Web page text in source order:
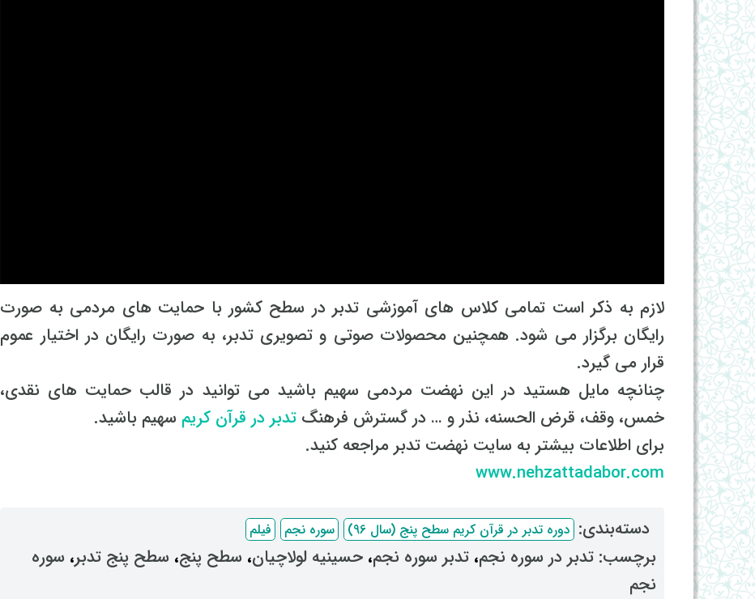
لازم به ذکر است تمامی کلاس های آموزشی تدبر در سطح کشور با حمایت های مردمی به صورت
رایگان برگزار می شود. همچنین محصولات صوتی و تصویری تدبر، به صورت رایگان در اختیار عموم
قرار می گیرد.
چنانچه مایل هستید در این نهضت مردمی سهیم باشید می توانید در قالب حمایت های نقدی،
خمس، وقف، قرض الحسنه، نذر و … در گسترش فرهنگ تدبر در قرآن کریم سهیم باشید.
برای اطلاعات بیشتر به سایت نهضت تدبر مراجعه کنید.
www.nehzattadabor.com
دسته‌بندی: ‌دوره تدبر در قرآن کریم سطح پنج (سال 96) سوره نجم فیلم
برچسب: ‌ تدبر در سوره نجم، ‌ تدبر سوره نجم، ‌ حسینیه لولاچیان، ‌ سطح پنج، ‌ سطح پنج تدبر، ‌ سوره
نجم